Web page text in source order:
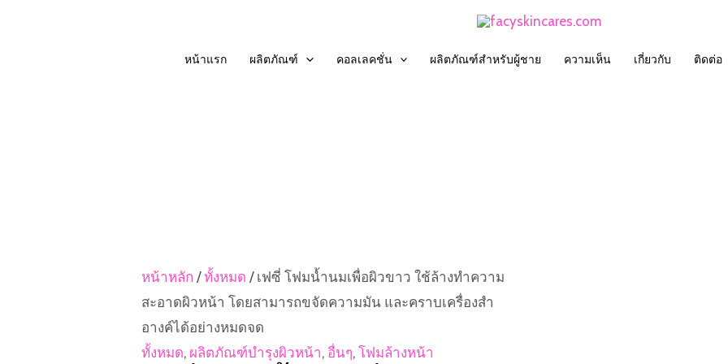
หน้าแรก ผลิตภัณฑ์ คอลเลคชั่น ผลิตภัณฑ์สำหรับผู้ชาย ความเห็น เกี่ยวกับ ติดต่อ
หน้าหลัก /ทั้งหมด / เฟซี่ โฟมน้ำนมเพื่อผิวขาว ใช้ล้างทำความ
สะอาดผิวหน้า โดยสามารถขจัดความมัน และคราบเครื่องสำ
อางค์ได้อย่างหมดจด
ทั้งหมด, ผลิตภัณฑ์บำรุงผิวหน้า, อื่นๆ, โฟมล้างหน้า